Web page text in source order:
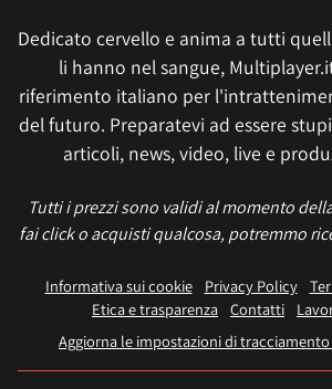
Dedicato cervello e anima a tutti
li hanno nel sangue,
riferimento italiano per
del futuro. Preparatevi ad essere
articoli, news, video, live e
Tutti i prezzi sono validi al momento
fai click o acquisti qualcosa, potremmo
Informativa sui cookie Privacy Policy
Etica e trasparenza Contatti
Aggiorna le impostazioni di